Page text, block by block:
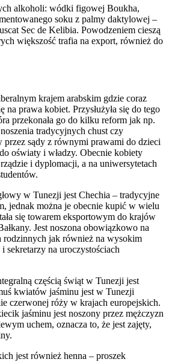
alkoholi: wódki figowej Boukha,
soku z palmy daktylowej –
Sec de Kelibia. Powodzeniem cieszą
większość trafia na export, również do
krajem arabskim gdzie coraz
na prawa kobiet. Przysłużyła się do tego
przekonała go do kilku reform jak np.
tradycyjnych chust czy
sądy z równymi prawami do dzieci
oświaty i władzy. Obecnie kobiety
i dyplomacji, a na uniwersytetach
w Tunezji jest Chechia – tradycyjne
jednak można je obecnie kupić w wielu
się towarem eksportowym do krajów
Jest noszona obowiązkowo na
rodzinnych jak również na wysokim
sekretarzy na uroczystościach
częścią świąt w Tunezji jest
kwiatów jaśminu jest w Tunezji
czerwonej róży w krajach europejskich.
jaśminu jest noszony przez mężczyzn
uchem, oznacza to, że jest zajęty,
jest również henna – proszek